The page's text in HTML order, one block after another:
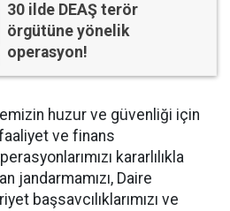
30 ilde DEAŞ terör
örgütüne yönelik
operasyon!
huzur ve güvenliği için
ve finans
kararlılıkla
jandarmamızı, Daire
başsavcılıklarımızı ve